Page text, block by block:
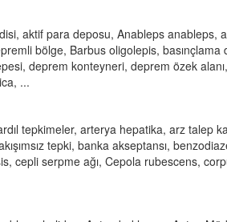
aktif para deposu, Anableps anableps,
bölge, Barbus oligolepis,
deprem konteyneri, deprem özek
...
tepkimeler, arterya hepatika, arz talep
tepki, banka akseptansı,
cepli serpme ağı, Cepola rubescens,